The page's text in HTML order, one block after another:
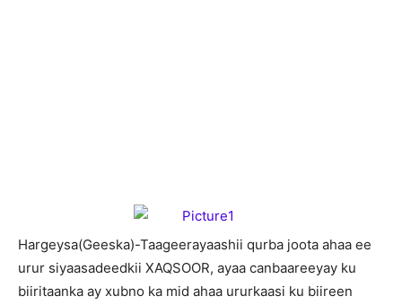
Hargeysa(Geeska)-Taageerayaashii qurba joota ahaa ee
urur siyaasadeedkii XAQSOOR, ayaa canbaareeyay ku
biiritaanka ay xubno ka mid ahaa ururkaasi ku biireen